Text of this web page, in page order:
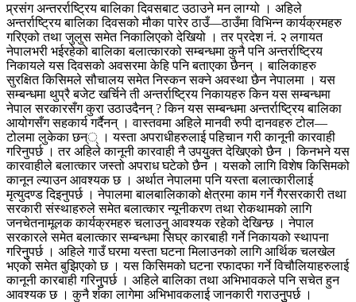
प्र्रसंग अन्तरर्राष्ट्रिय बालिका दिवसबाट उठाउने मन लाग्यो । अहिले
अन्तर्राष्ट्रिय बालिका दिवसको मौका पारेर ठाउँ—ठाउँमा विभिन्न कार्यक्रमहरु
गरिएको तथा जुलुस समेत निकालिएको देखियो । तर प्रदेश नं. २ लगायत
नेपालभरी भईरहेको बालिका बलात्कारको सम्बन्धमा कुनै पनि अन्तर्राष्ट्रिय
निकायले यस दिवसको अवसरमा केहि पनि बताएका छैनन् । बालिकाहरु
सुरक्षित किसिमले सौचालय समेत निस्कन सक्ने अवस्था छैन नेपालमा । यस
सम्बन्धमा थुप्रै बजेट खर्चिने ती अन्तर्राष्ट्रिय निकायहरु किन यस सम्बन्धमा
नेपाल सरकारसँग कुरा उठाउदैनन् ? किन यस सम्बन्धमा अन्तर्राष्ट्रिय बालिका
आयोगसँग सहकार्य गर्दैनन् । वास्तवमा अहिले मानवी रुपी दानवहरु टोल—
टोलमा लुकेका छन्् । यस्ता अपराधीहरुलाई पहिचान गरी कानूनी कारवाही
गरिनुपर्छ । तर अहिले कानूनी कारवाही नै उपयुुक्त देखिएको छैन । किनभने यस
कारवाहीले बलात्कार जस्तो अपराध घटेको छैन । यसकोे लागि विशेष किसिमको
कानून ल्याउन आवश्यक छ । अर्थात नेपालमा पनि यस्ता बलात्कारीलाई
मृत्युदण्ड दिइनुपर्छ । नेपालमा बालबालिकाको क्षेत्रमा काम गर्ने गैरसरकारी तथा
सरकारी संस्थाहरुले समेत बलात्कार न्यूनीकरण तथा रोकथामको लागि
जनचेतनामूलक कार्यक्रमहरु चलाउनु आवश्यक रहेको देखिन्छ । नेपाल
सरकारले समेत बलात्कार सम्बन्धमा सिघ्र कारबाही गर्ने निकायको स्थापना
गरिनुुपर्छ । अहिले गाउँ घरमा यस्ता घटना मिलाउनको लागि आर्थिक चलखेल
भएको समेत बुझिएको छ । यस किसिमको घटना रफादफा गर्ने विचौलियाहरुलाई
कानूनी कारबाही गरिनुुपर्छ । अहिले बालिका तथा अभिभावकले पनि सचेत हुन
आवश्यक छ । कुनै शंंका लागेमा अभिभावकलाई जानकारी गराउनुुपर्छ ।